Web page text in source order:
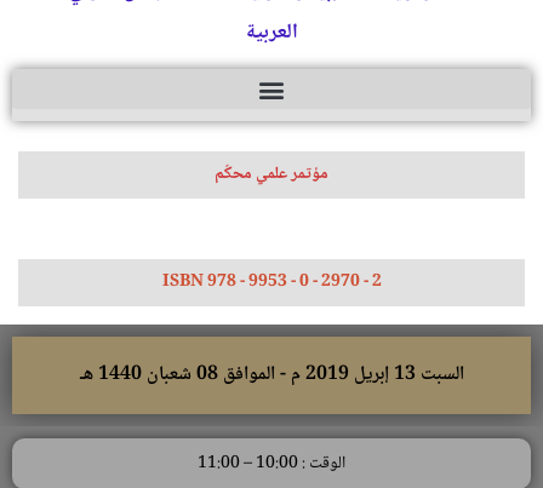
العربية
مؤتمر علمي محكّم
ISBN 978 - 9953 - 0 - 2970 - 2
السبت 13 إبريل 2019 م - الموافق 08 شعبان 1440 هـ
الوقت : 10:00 – 11:00